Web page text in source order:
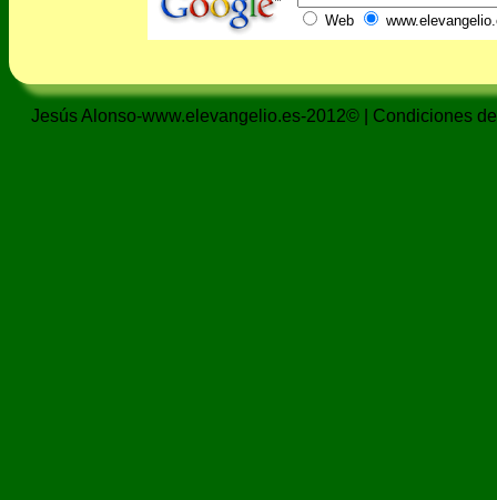
Web
Jesús Alonso-www.elevangelio.es-2012© | Condiciones